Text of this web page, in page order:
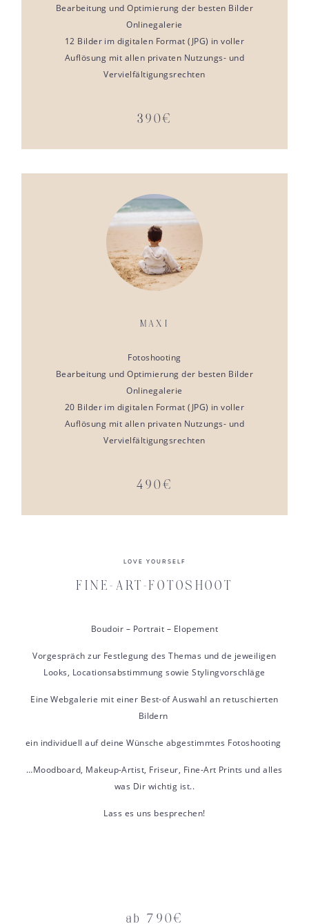
Bearbeitung und Optimierung der besten Bilder
Onlinegalerie
12 Bilder im digitalen Format (JPG) in voller
Auflösung mit allen privaten Nutzungs- und
Vervielfältigungsrechten
390€
MAXI
Fotoshooting
Bearbeitung und Optimierung der besten Bilder
Onlinegalerie
20 Bilder im digitalen Format (JPG) in voller
Auflösung mit allen privaten Nutzungs- und
Vervielfältigungsrechten
490€
LOVE YOURSELF
FINE-ART-FOTOSHOOT
Boudoir – Portrait – Elopement
Vorgespräch zur Festlegung des Themas und de jeweiligen
Looks, Locationsabstimmung sowie Stylingvorschläge
Eine Webgalerie mit einer Best-of Auswahl an retuschierten
Bildern
ein individuell auf deine Wünsche abgestimmtes Fotoshooting
…Moodboard, Makeup-Artist, Friseur, Fine-Art Prints und alles
was Dir wichtig ist..
Lass es uns besprechen!
ab 790€